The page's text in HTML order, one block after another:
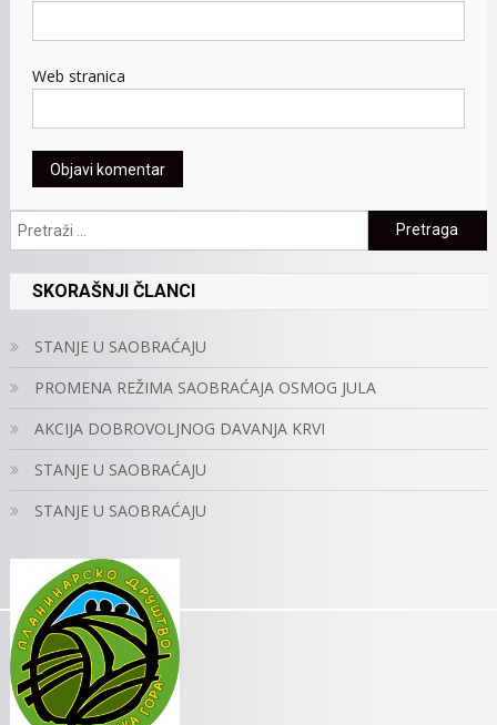
Web stranica
Pretraga:
SKORAŠNJI ČLANCI
STANJE U SAOBRAĆAJU
PROMENA REŽIMA SAOBRAĆAJA OSMOG JULA
AKCIJA DOBROVOLJNOG DAVANJA KRVI
STANJE U SAOBRAĆAJU
STANJE U SAOBRAĆAJU